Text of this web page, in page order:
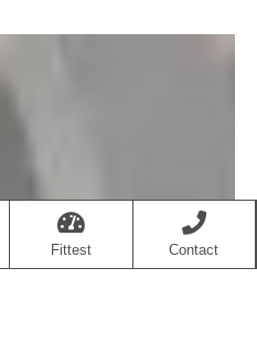
Fittest Contact